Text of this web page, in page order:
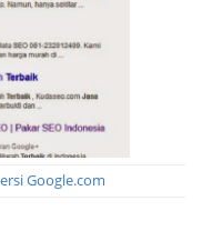
Google.com